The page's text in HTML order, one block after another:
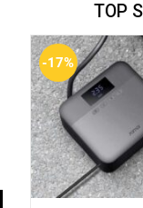
TOP
-17%